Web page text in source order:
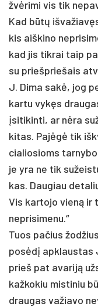
žvėri­mi vis tik
Kad būtų
kis aiš­ki­no
kad jis tik­rai taip
su prie­šprie­šais
J. Di­ma sakė, jog
kar­tu vykęs
įsi­ti­kin­ti, ar nėra
ki­tas. Pajėgė tik
cia­lio­sioms
je yra ne tik
kas. Dau­giau
Vis kar­to­jo vieną ir
ne­pri­si­me­nu.“
Tuos pa­čius
po­sėdį ap­klaus­tas
prie­š pat ava­riją
kaž­ko­kiu mis­ti­niu
drau­gas va­žia­vo